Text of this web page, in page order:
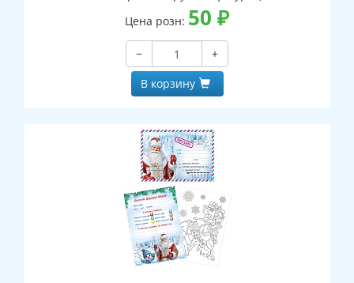
Цена розн: 50 ₽
−
+
В корзину